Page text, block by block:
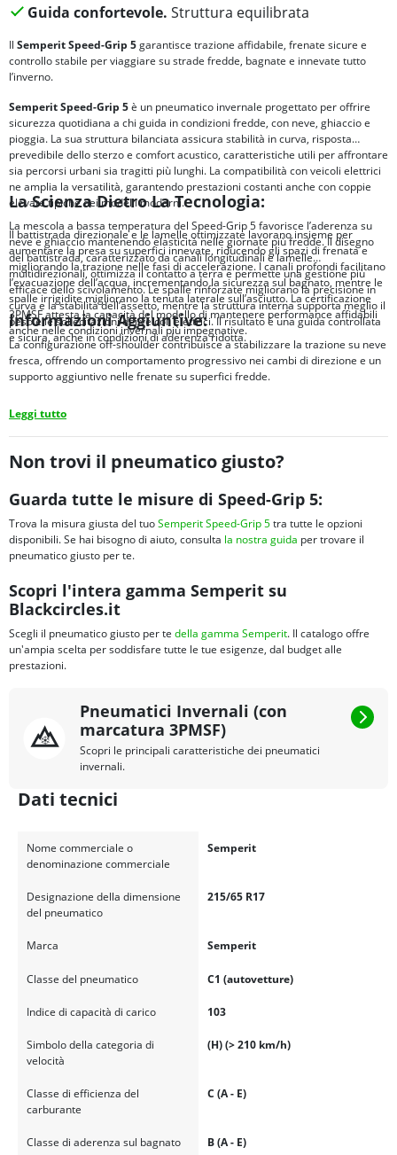
Guida confortevole. Struttura equilibrata
Il Semperit Speed-Grip 5garantisce trazione affidabile, frenate sicure e
controllo stabile per viaggiare su strade fredde, bagnate e innevate tutto
l’inverno.
Semperit Speed-Grip 5è un pneumatico invernale progettato per offrire
sicurezza quotidiana a chi guida in condizioni fredde, con neve, ghiaccio e
pioggia. La sua struttura bilanciata assicura stabilità in curva, risposta
prevedibile dello sterzo e comfort acustico, caratteristiche utili per affrontare
sia percorsi urbani sia tragitti più lunghi. La compatibilità con veicoli elettrici
ne amplia la versatilità, garantendo prestazioni costanti anche con coppie
elevate tipiche dei modelli moderni.
Il battistrada direzionale e le lamelle ottimizzate lavorano insieme per
aumentare la presa su superfici innevate, riducendo gli spazi di frenata e
migliorando la trazione nelle fasi di accelerazione. I canali profondi facilitano
l’evacuazione dell’acqua, incrementando la sicurezza sul bagnato, mentre le
spalle irrigidite migliorano la tenuta laterale sull’asciutto. La certificazione
3PMSF attesta la capacità del modello di mantenere performance affidabili
anche nelle condizioni invernali più impegnative.
La Scienza Dietro La Tecnologia:
La mescola a bassa temperatura del Speed-Grip 5 favorisce l’aderenza su
neve e ghiaccio mantenendo elasticità nelle giornate più fredde. Il disegno
del battistrada, caratterizzato da canali longitudinali e lamelle
multidirezionali, ottimizza il contatto a terra e permette una gestione più
efficace dello scivolamento. Le spalle rinforzate migliorano la precisione in
curva e la stabilità dell’assetto, mentre la struttura interna supporta meglio il
peso e le sollecitazioni dei veicoli elettrici. Il risultato è una guida controllata
e sicura, anche in condizioni di aderenza ridotta.
Informazioni Aggiuntive:
La configurazione off-shoulder contribuisce a stabilizzare la trazione su neve
fresca, offrendo un comportamento progressivo nei cambi di direzione e un
supporto aggiuntivo nelle frenate su superfici fredde.
Leggi tutto
Non trovi il pneumatico giusto?
Guarda tutte le misure di Speed-Grip 5:
Trova la misura giusta del tuoSemperit Speed-Grip 5tra tutte le opzioni
disponibili. Se hai bisogno di aiuto, consulta la nostra guida per trovare il
pneumatico giusto per te.
Scopri l'intera gamma Semperit su
Blackcircles.it
Scegli il pneumatico giusto per te della gamma Semperit. Il catalogo offre
un'ampia scelta per soddisfare tutte le tue esigenze, dal budget alle
prestazioni.
Pneumatici Invernali (con
marcatura 3PMSF)
Scopri le principali caratteristiche dei pneumatici
invernali.
Dati tecnici
Nome commerciale o
denominazione commerciale
Semperit
Designazione della dimensione
del pneumatico
215/65 R17
Marca Semperit
Classe del pneumatico C1 (autovetture)
Indice di capacità di carico 103
Simbolo della categoria di
velocità
(H) (> 210 km/h)
Classe di efficienza del
carburante
C (A - E)
Classe di aderenza sul bagnato B (A - E)